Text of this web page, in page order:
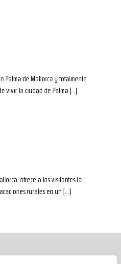
Palma de Mallorca y totalmente
vivir la ciudad de Palma […]
ofrece a los visitantes la
rurales en un […]